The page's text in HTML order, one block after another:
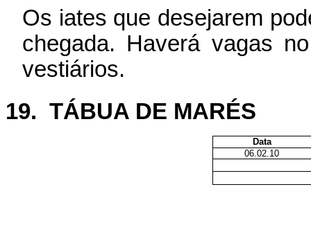
Os iates que desejarem
chegada. Haverá vagas
vestiários.
19. TÁBUA DE MARÉS
Data
06.02.10